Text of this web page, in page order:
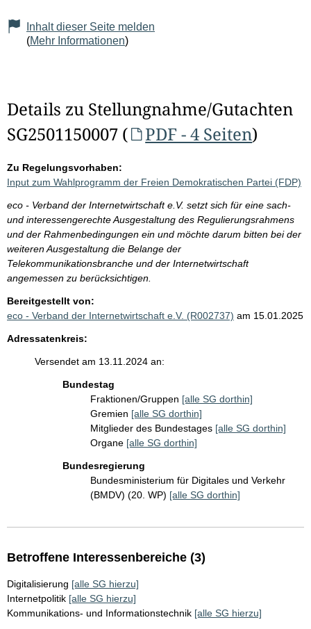
Inhalt dieser Seite melden
(Mehr Informationen)
Details zu Stellungnahme/Gutachten
SG2501150007 (
PDF - 4 Seiten)
Zu Regelungsvorhaben:
Input zum Wahlprogramm der Freien Demokratischen Partei (FDP)
eco - Verband der Internetwirtschaft e.V. setzt sich für eine sach-
und interessengerechte Ausgestaltung des Regulierungsrahmens
und der Rahmenbedingungen ein und möchte darum bitten bei der
weiteren Ausgestaltung die Belange der
Telekommunikationsbranche und der Internetwirtschaft
angemessen zu berücksichtigen.
Bereitgestellt von:
eco - Verband der Internetwirtschaft e.V. (R002737) am 15.01.2025
Adressatenkreis:
Versendet am 13.11.2024 an:
Bundestag
Fraktionen/Gruppen [alle SG dorthin]
Gremien [alle SG dorthin]
Mitglieder des Bundestages [alle SG dorthin]
Organe [alle SG dorthin]
Bundesregierung
Bundesministerium für Digitales und Verkehr
(BMDV) (20. WP) [alle SG dorthin]
Betroffene Interessenbereiche (3)
Digitalisierung [alle SG hierzu]
Internetpolitik [alle SG hierzu]
Kommunikations- und Informationstechnik [alle SG hierzu]